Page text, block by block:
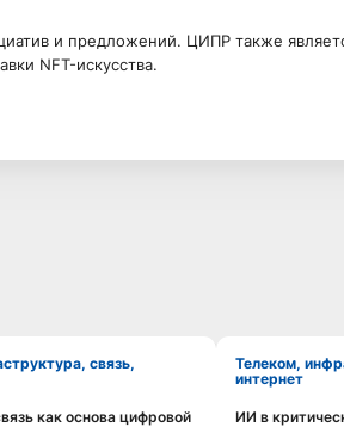
и предложений. ЦИПР также
NFT-искусства.
как основа цифровой
Телеком, инфраструктура, связь,
интернет
ИИ в